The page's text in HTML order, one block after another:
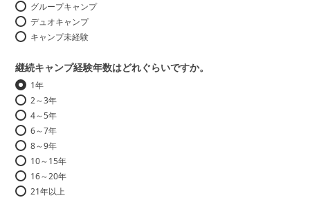
グループキャンプ
デュオキャンプ
キャンプ未経験
継続キャンプ経験年数はどれぐらいですか。
1年
2～3年
4～5年
6～7年
8～9年
10～15年
16～20年
21年以上